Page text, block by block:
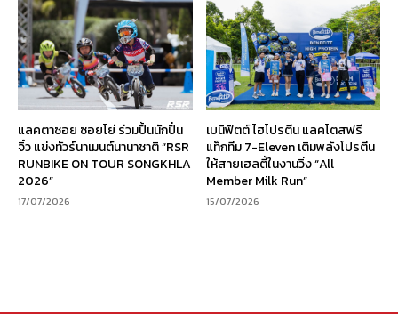
แลคตาซอย ซอยโย่ ร่วมปั้นนักปั่น
จิ๋ว แข่งทัวร์นาเมนต์นานาชาติ “RSR
RUNBIKE ON TOUR SONGKHLA
2026”
17/07/2026
เบนิฟิตต์ ไฮโปรตีน แลคโตสฟรี
แท็กทีม 7-Eleven เติมพลังโปรตีน
ให้สายเฮลตี้ในงานวิ่ง “All
Member Milk Run”
15/07/2026